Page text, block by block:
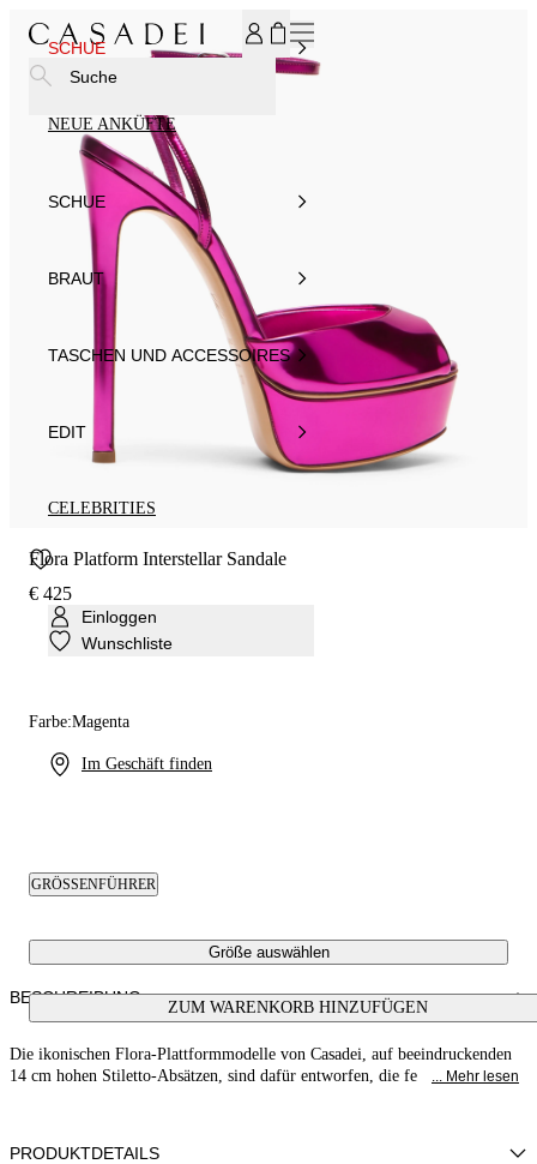
SCHUE
NEUE ANKÜFTE
SCHUE
BRAUT
TASCHEN UND ACCESSOIRES
EDIT
CELEBRITIES
Einloggen
Wunschliste
Im Geschäft finden
Suche
Flora Platform Interstellar Sandale
€ 425
Farbe:Magenta
GRÖSSENFÜHRER
Größe auswählen
ZUM WARENKORB HINZUFÜGEN
BESCHREIBUNG
Die ikonischen Flora-Plattformmodelle von Casadei, auf beeindruckenden
14 cm hohen Stiletto-Absätzen, sind dafür entworfen, die fe
... Mehr lesen
PRODUKTDETAILS